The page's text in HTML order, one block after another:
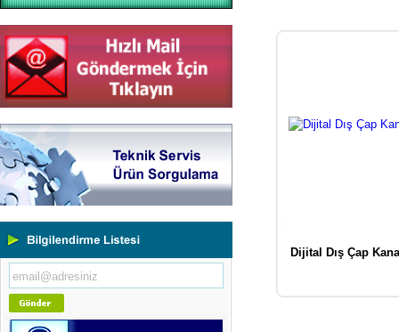
Yeni Binamıza TAŞINDIK
Kaplama Kalınlığı Ölçüm
Cihazları
Ultrasonik Kalınlık Ölçüm
Cihazları
Cihazları
Dijital Dış Çap